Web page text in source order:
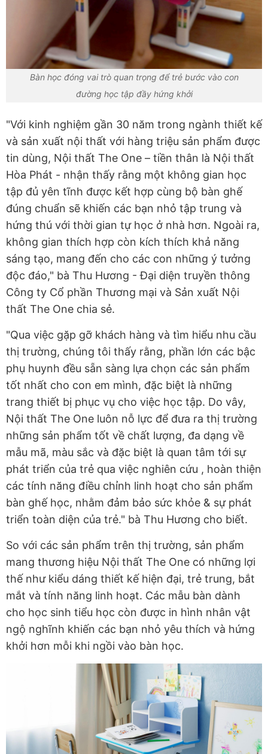
Bàn học đóng vai trò quan trọng để trẻ bước vào con
đường học tập đầy hứng khởi
"Với kinh nghiệm gần 30 năm trong ngành thiết kế
và sản xuất nội thất với hàng triệu sản phẩm được
tin dùng, Nội thất The One – tiền thân là Nội thất
Hòa Phát - nhận thấy rằng một không gian học
tập đủ yên tĩnh được kết hợp cùng bộ bàn ghế
đúng chuẩn sẽ khiến các bạn nhỏ tập trung và
hứng thú với thời gian tự học ở nhà hơn. Ngoài ra,
không gian thích hợp còn kích thích khả năng
sáng tạo, mang đến cho các con những ý tưởng
độc đáo," bà Thu Hương - Đại diện truyền thông
Công ty Cổ phần Thương mại và Sản xuất Nội
thất The One chia sẻ.
"Qua việc gặp gỡ khách hàng và tìm hiểu nhu cầu
thị trường, chúng tôi thấy rằng, phần lớn các bậc
phụ huynh đều sẵn sàng lựa chọn các sản phẩm
tốt nhất cho con em mình, đặc biệt là những
trang thiết bị phục vụ cho việc học tập. Do vây,
Nội thất The One luôn nỗ lực để đưa ra thị trường
những sản phẩm tốt về chất lượng, đa dạng về
mẫu mã, màu sắc và đặc biệt là quan tâm tới sự
phát triển của trẻ qua việc nghiên cứu , hoàn thiện
các tính năng điều chỉnh linh hoạt cho sản phẩm
bàn ghế học, nhằm đảm bảo sức khỏe & sự phát
triển toàn diện của trẻ." bà Thu Hương cho biết.
So với các sản phẩm trên thị trường, sản phẩm
mang thương hiệu Nội thất The One có những lợi
thế như kiểu dáng thiết kế hiện đại, trẻ trung, bắt
mắt và tính năng linh hoạt. Các mẫu bàn dành
cho học sinh tiểu học còn được in hình nhân vật
ngộ nghĩnh khiến các bạn nhỏ yêu thích và hứng
khởi hơn mỗi khi ngồi vào bàn học.